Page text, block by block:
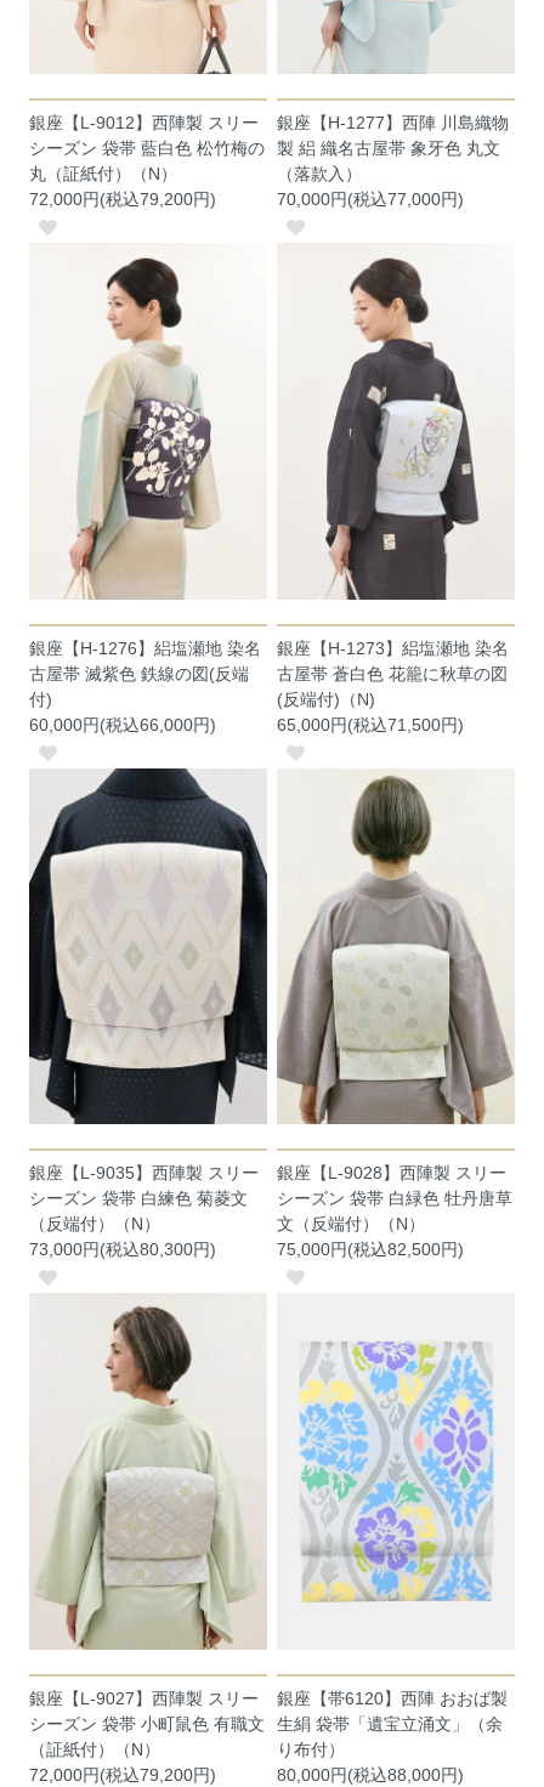
銀座【L-9012】西陣製 スリー
シーズン 袋帯 藍白色 松竹梅の
丸（証紙付）（N）
72,000円(税込79,200円)
銀座【H-1277】西陣 川島織物
製 絽 織名古屋帯 象牙色 丸文
（落款入）
70,000円(税込77,000円)
銀座【H-1276】絽塩瀬地 染名
古屋帯 滅紫色 鉄線の図(反端
付)
60,000円(税込66,000円)
銀座【H-1273】絽塩瀬地 染名
古屋帯 蒼白色 花籠に秋草の図
(反端付)（N)
65,000円(税込71,500円)
銀座【L-9035】西陣製 スリー
シーズン 袋帯 白練色 菊菱文
（反端付）（N）
73,000円(税込80,300円)
銀座【L-9028】西陣製 スリー
シーズン 袋帯 白緑色 牡丹唐草
文（反端付）（N）
75,000円(税込82,500円)
銀座【L-9027】西陣製 スリー
シーズン 袋帯 小町鼠色 有職文
（証紙付）（N）
72,000円(税込79,200円)
銀座【帯6120】西陣 おおば製
生絹 袋帯「遺宝立涌文」（余
り布付）
80,000円(税込88,000円)